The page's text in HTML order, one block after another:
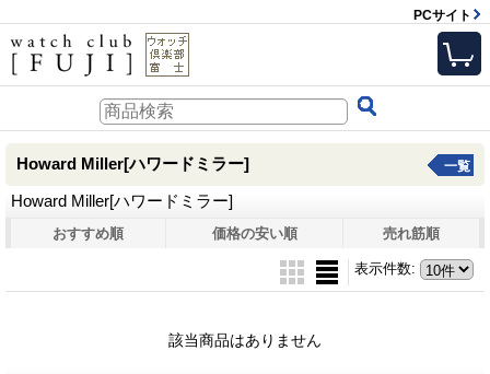
PCサイト
Howard Miller[ハワードミラー]
Howard Miller[ハワードミラー]
一覧
おすすめ順 価格の安い順 売れ筋順
表示件数:
該当商品はありません